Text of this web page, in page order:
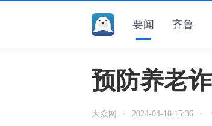
要闻 齐鲁
预防养老
大众网 · 2024-04-18 15:36 ·